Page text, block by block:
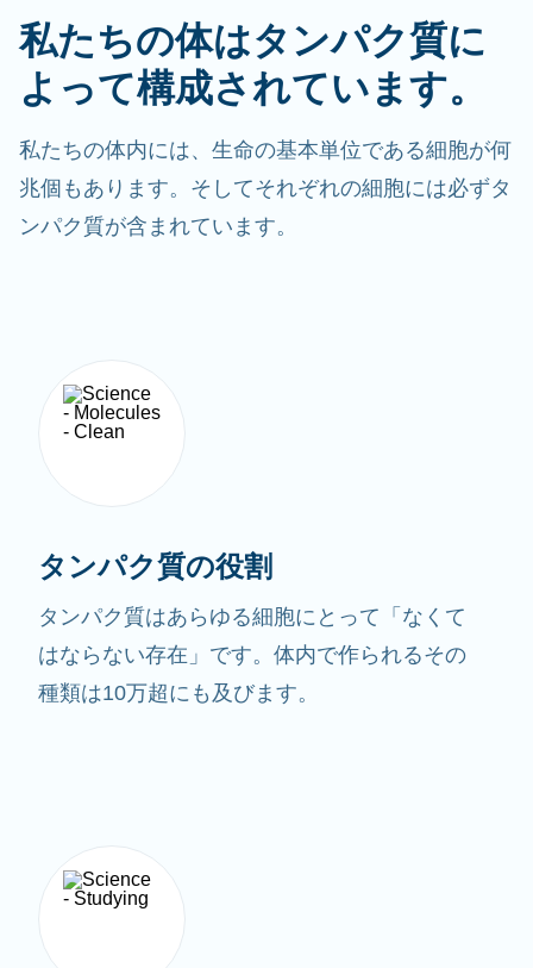
私たちの体はタンパク質に
よって構成されています。
私たちの体内には、生命の基本単位である細胞が何
兆個もあります。そしてそれぞれの細胞には必ずタ
ンパク質が含まれています。
タンパク質の役割
タンパク質はあらゆる細胞にとって「なくて
はならない存在」です。体内で作られるその
種類は10万超にも及びます。